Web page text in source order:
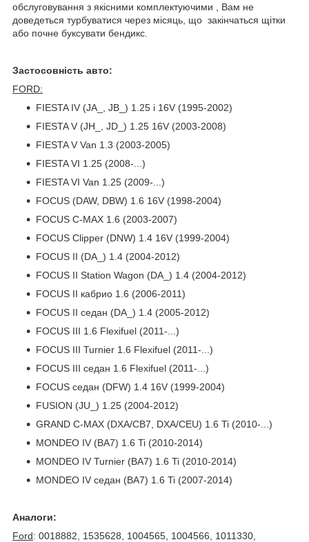
обслуговування з якісними комплектуючими , Вам не
доведеться турбуватися через місяць, що закінчаться щітки
або почне буксувати бендикс.
Застосовність авто:
FORD:
FIESTA IV (JA_, JB_) 1.25 i 16V (1995-2002)
FIESTA V (JH_, JD_) 1.25 16V (2003-2008)
FIESTA V Van 1.3 (2003-2005)
FIESTA VI 1.25 (2008-...)
FIESTA VI Van 1.25 (2009-...)
FOCUS (DAW, DBW) 1.6 16V (1998-2004)
FOCUS C-MAX 1.6 (2003-2007)
FOCUS Clipper (DNW) 1.4 16V (1999-2004)
FOCUS II (DA_) 1.4 (2004-2012)
FOCUS II Station Wagon (DA_) 1.4 (2004-2012)
FOCUS II кабрио 1.6 (2006-2011)
FOCUS II седан (DA_) 1.4 (2005-2012)
FOCUS III 1.6 Flexifuel (2011-...)
FOCUS III Turnier 1.6 Flexifuel (2011-...)
FOCUS III седан 1.6 Flexifuel (2011-...)
FOCUS седан (DFW) 1.4 16V (1999-2004)
FUSION (JU_) 1.25 (2004-2012)
GRAND C-MAX (DXA/CB7, DXA/CEU) 1.6 Ti (2010-...)
MONDEO IV (BA7) 1.6 Ti (2010-2014)
MONDEO IV Turnier (BA7) 1.6 Ti (2010-2014)
MONDEO IV седан (BA7) 1.6 Ti (2007-2014)
Аналоги:
Ford: 0018882, 1535628, 1004565, 1004566, 1011330,